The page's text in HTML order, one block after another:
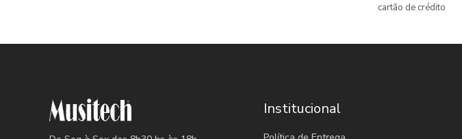
cartão de crédito
Institucional